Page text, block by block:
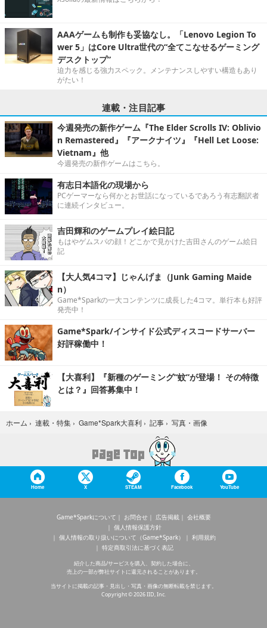
AAAゲームも制作も妥協なし。「Lenovo Legion To
wer 5」はCore Ultra世代の“全てこなせるゲーミング
デスクトップ”
迫力を感じる強力スペック。メンテナンスしやすい構造もあり
がたい！
連載・注目記事
今週発売の新作ゲーム『The Elder Scrolls IV: Oblivio
n Remastered』『アークナイツ』『Hell Let Loose:
Vietnam』他
今週発売の新作ゲームはこちら。
有志日本語化の現場から
PCゲーマーなら何かとお世話になっているであろう有志翻訳者
に連続インタビュー。
吉田輝和のゲームプレイ絵日記
もはやゲムスパの顔！どこかで見かけた吉田さんのゲーム絵日
記
【大人気4コマ】じゃんげま（Junk Gaming Maide
n）
Game*Sparkの一大コンテンツに成長した4コマ。単行本も好評
発売中！
Game*Spark/インサイド公式ディスコードサーバー
好評稼働中！
【大喜利】『新種のゲーミング“蚊”が登場！ その特徴
とは？』回答募集中！
ホーム › 連載・特集 › Game*Spark大喜利 › 記事 › 写真・画像
Home X STEAM Facebook YouTube
Game*Sparkについて お問合せ 広告掲載
会社概要
個人情報保護方針
個人情報の取り扱いについて（Game*Spark）
利用規約
特定商取引法に基づく表記
紹介した商品/サービスを購入、契約した場合に、
売上の一部が弊社サイトに還元されることがあります。
当サイトに掲載の記事・見出し・写真・画像の無断転載を禁じます。
Copyright © 2026 IID, Inc.